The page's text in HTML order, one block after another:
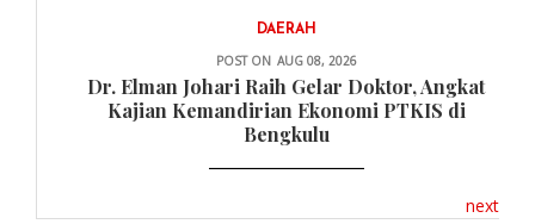
DAERAH
POST ON AUG 08, 2026
Dr. Elman Johari Raih Gelar Doktor, Angkat
Kajian Kemandirian Ekonomi PTKIS di
Bengkulu
next